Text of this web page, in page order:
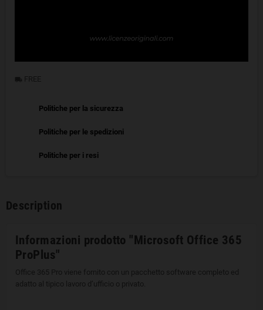
local_shipping FREE
Politiche per la sicurezza
Politiche per le spedizioni
Politiche per i resi
Description
Informazioni prodotto "Microsoft Office 365
ProPlus"
Office 365 Pro viene fornito con un pacchetto software completo ed
adatto al tipico lavoro d’ufficio o privato.